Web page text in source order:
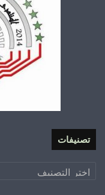
تصنيفات
تصنيفات